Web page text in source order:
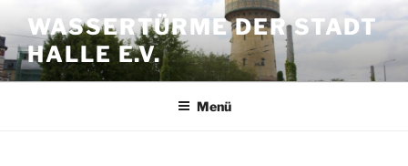
Inhalt
springen
WASSERTÜRME DER STADT
HALLE E.V.
Menü